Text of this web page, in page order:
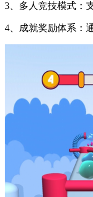
3、多人竞技模式：
4、成就奖励体系：